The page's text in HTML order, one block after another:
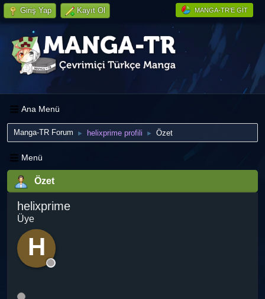
MANGA-TR'E GIT
Giriş Yap Kayıt Ol
Ana Menü
Manga-TR Forum ► helixprime profili ► Özet
Menü
Özet
helixprime
Üye
H